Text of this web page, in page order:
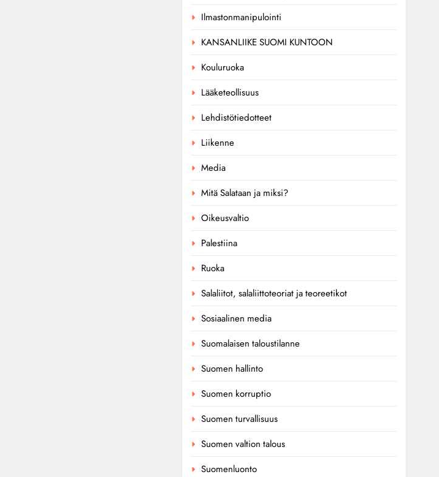
Ilmastonmanipulointi
KANSANLIIKE SUOMI KUNTOON
Kouluruoka
Lääketeollisuus
Lehdistötiedotteet
Liikenne
Media
Mitä Salataan ja miksi?
Oikeusvaltio
Palestiina
Ruoka
Salaliitot, salaliittoteoriat ja teoreetikot
Sosiaalinen media
Suomalaisen taloustilanne
Suomen hallinto
Suomen korruptio
Suomen turvallisuus
Suomen valtion talous
Suomenluonto